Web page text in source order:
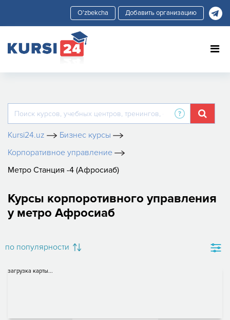
Добавить организацию
Kursi24.uz
Бизнес курсы
Корпоративное управление
Метро Станция -4 (Афросиаб)
Курсы корпоротивного управления
у метро Афросиаб
по популярности
загрузка карты...